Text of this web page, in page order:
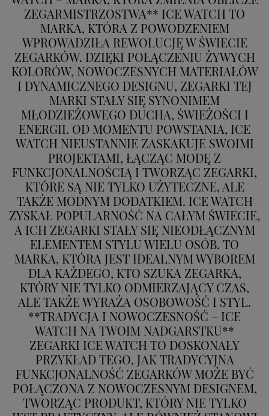
ZEGARMISTRZOSTWA** ICE WATCH TO
MARKA, KTÓRA Z POWODZENIEM
WPROWADZIŁA REWOLUCJĘ W ŚWIECIE
ZEGARKÓW. DZIĘKI POŁĄCZENIU ŻYWYCH
KOLORÓW, NOWOCZESNYCH MATERIAŁÓW
I DYNAMICZNEGO DESIGNU, ZEGARKI TEJ
MARKI STAŁY SIĘ SYNONIMEM
MŁODZIEŻOWEGO DUCHA, ŚWIEŻOŚCI I
ENERGII. OD MOMENTU POWSTANIA, ICE
WATCH NIEUSTANNIE ZASKAKUJE SWOIMI
PROJEKTAMI, ŁĄCZĄC MODĘ Z
FUNKCJONALNOŚCIĄ I TWORZĄC ZEGARKI,
KTÓRE SĄ NIE TYLKO UŻYTECZNE, ALE
TAKŻE MODNYM DODATKIEM. ICE WATCH
ZYSKAŁ POPULARNOŚĆ NA CAŁYM ŚWIECIE,
A ICH ZEGARKI STAŁY SIĘ NIEODŁĄCZNYM
ELEMENTEM STYLU WIELU OSÓB. TO
MARKA, KTÓRA JEST IDEALNYM WYBOREM
DLA KAŻDEGO, KTO SZUKA ZEGARKA,
KTÓRY NIE TYLKO ODMIERZAJĄCY CZAS,
ALE TAKŻE WYRAŻA OSOBOWOŚĆ I STYL.
**TRADYCJA I NOWOCZESNOŚĆ – ICE
WATCH NA TWOIM NADGARSTKU**
ZEGARKI ICE WATCH TO DOSKONAŁY
PRZYKŁAD TEGO, JAK TRADYCYJNA
FUNKCJONALNOŚĆ ZEGARKÓW MOŻE BYĆ
POŁĄCZONA Z NOWOCZESNYM DESIGNEM,
TWORZĄC PRODUKT, KTÓRY NIE TYLKO